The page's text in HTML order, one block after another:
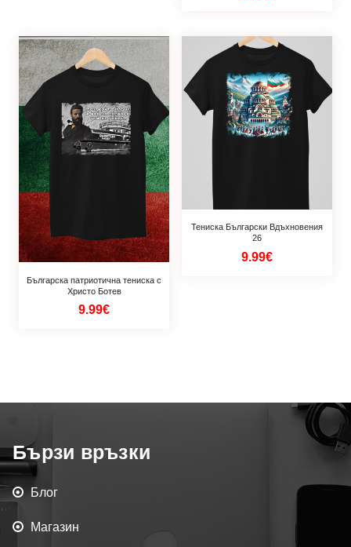
Българска патриотична тениска с
Христо Ботев
9.99€
Тениска Български Вдъхновения
26
9.99€
Бързи връзки
Блог
Магазин